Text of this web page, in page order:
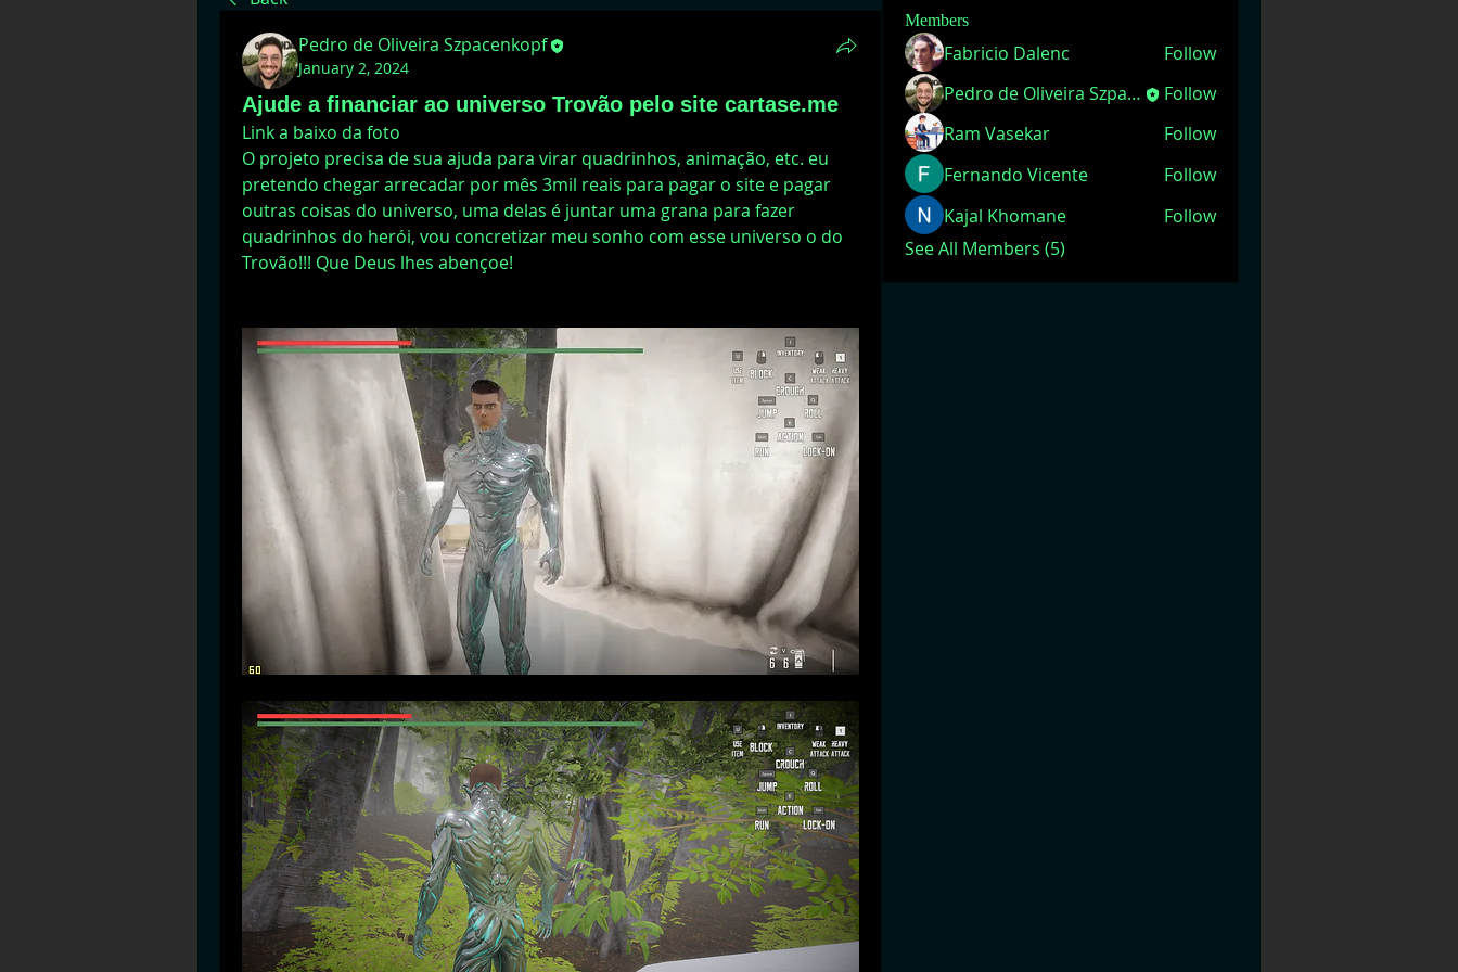
Pedro de Oliveira Szpacenkopf
January 2, 2024
Ajude a financiar ao universo Trovão pelo site cartase.me
Link a baixo da foto
O projeto precisa de sua ajuda para virar quadrinhos, animação, etc. eu
pretendo chegar arrecadar por mês 3mil reais para pagar o site e pagar
outras coisas do universo, uma delas é juntar uma grana para fazer
quadrinhos do herói, vou concretizar meu sonho com esse universo o do
Trovão!!! Que Deus lhes abençoe!
Members
Fabricio Dalenc
Follow
Pedro de Oliveira Szpacenkopf
Follow
Ram Vasekar
Follow
Fernando Vicente
Follow
Kajal Khomane
Follow
See All Members (5)